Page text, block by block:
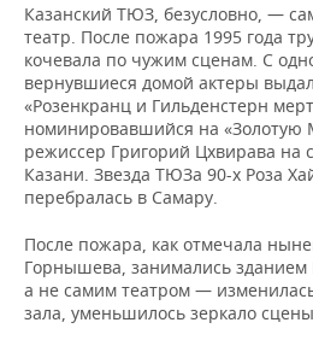
Казанский ТЮЗ, безусловно, —
театр. После пожара 1995 года
кочевала по чужим сценам. С
вернувшиеся домой актеры
«Розенкранц и Гильденстерн
номинировавшийся на «Золотую
режиссер Григорий Цхвирава на
Казани. Звезда ТЮЗа 90-х Роза
перебралась в Самару.
После пожара, как отмечала
Горнышева, занимались зданием
а не самим театром —
зала, уменьшилось зеркало сцены.